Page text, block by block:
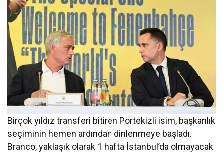
Birçok yıldız transferi bitiren Portekizli isim, başkanlık
seçiminin hemen ardından dinlenmeye başladı.
Branco, yaklaşık olarak 1 hafta İstanbul’da olmayacak